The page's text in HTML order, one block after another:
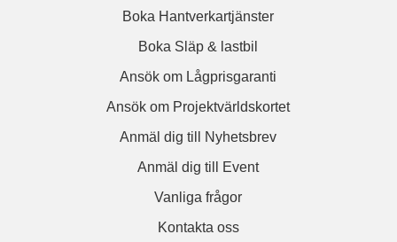
Boka Hantverkartjänster
Boka Släp & lastbil
Ansök om Lågprisgaranti
Ansök om Projektvärldskortet
Anmäl dig till Nyhetsbrev
Anmäl dig till Event
Vanliga frågor
Kontakta oss